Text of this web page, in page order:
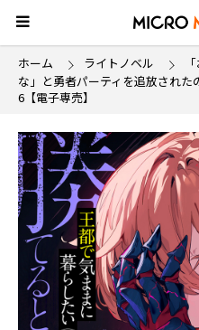
ホーム ライトノベル
な」と勇者パーティを追放され
6【電子専売】